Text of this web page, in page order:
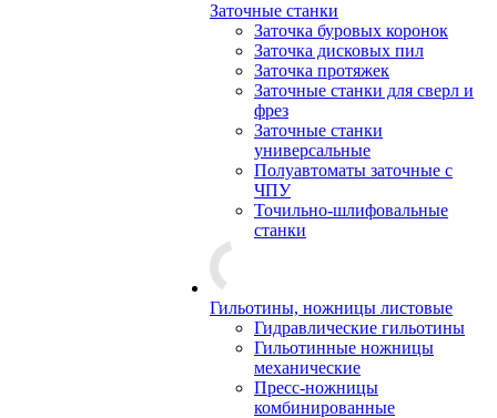
Заточные станки
Заточка буровых коронок
Заточка дисковых пил
Заточка протяжек
Заточные станки для сверл и
фрез
Заточные станки
универсальные
Полуавтоматы заточные с
ЧПУ
Точильно-шлифовальные
станки
Гильотины, ножницы листовые
Гидравлические гильотины
Гильотинные ножницы
механические
Пресс-ножницы
комбинированные